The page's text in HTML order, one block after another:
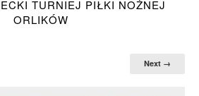
TURNIEJ PIŁKI NOŻNEJ
ORLIKÓW
Next →